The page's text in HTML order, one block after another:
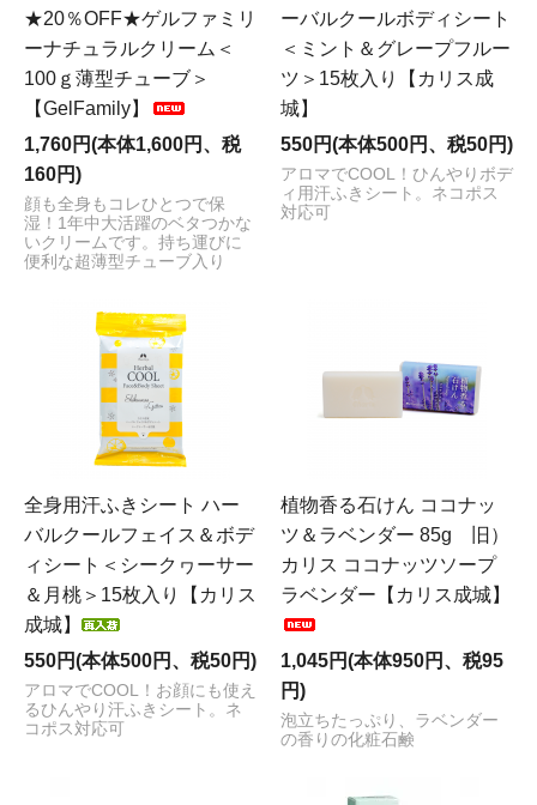
★20％OFF★ゲルファミリ
ーナチュラルクリーム＜
100ｇ薄型チューブ＞
【GelFamily】
1,760円(本体1,600円、税
160円)
顔も全身もコレひとつで保
湿！1年中大活躍のベタつかな
いクリームです。持ち運びに
便利な超薄型チューブ入り
ーバルクールボディシート
＜ミント＆グレープフルー
ツ＞15枚入り【カリス成
城】
550円(本体500円、税50円)
アロマでCOOL！ひんやりボデ
ィ用汗ふきシート。ネコポス
対応可
全身用汗ふきシート ハー
バルクールフェイス＆ボデ
ィシート＜シークヮーサー
＆月桃＞15枚入り【カリス
成城】
550円(本体500円、税50円)
アロマでCOOL！お顔にも使え
るひんやり汗ふきシート。ネ
コポス対応可
植物香る石けん ココナッ
ツ＆ラベンダー 85g 旧）
カリス ココナッツソープ
ラベンダー【カリス成城】
1,045円(本体950円、税95
円)
泡立ちたっぷり、ラベンダー
の香りの化粧石鹸